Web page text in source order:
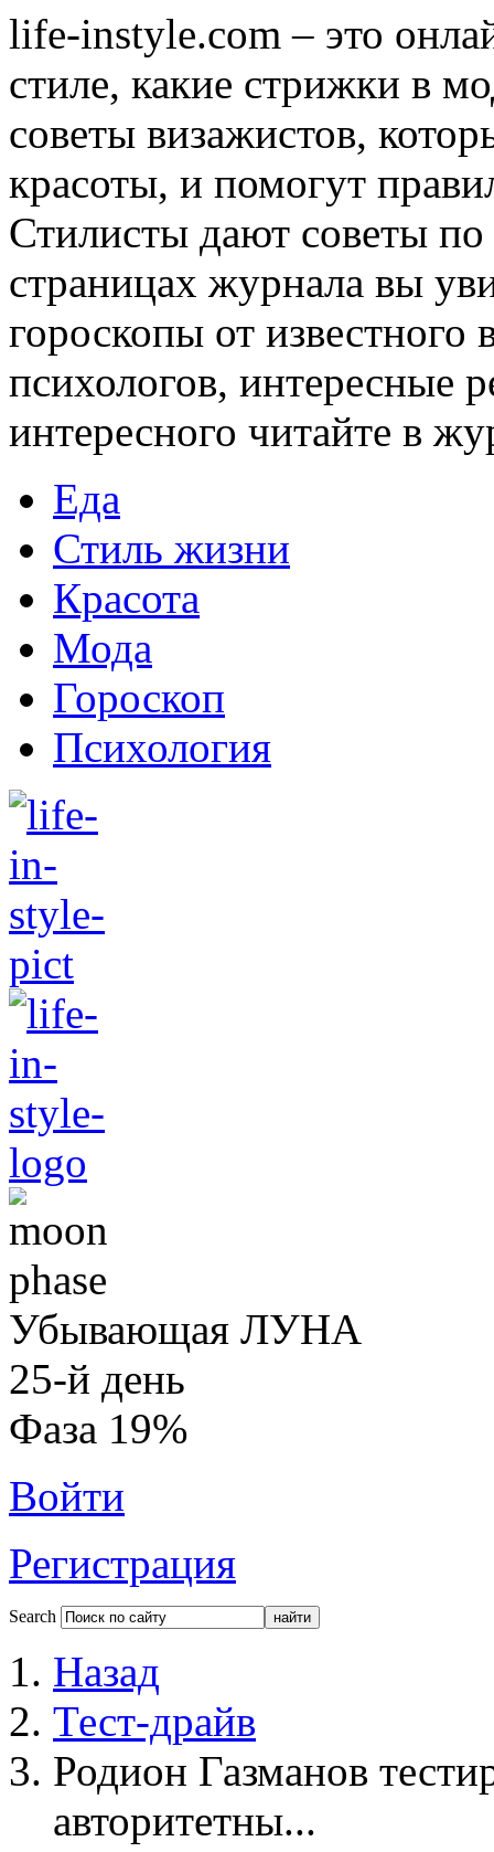
life-instyle.com – это
стиле, какие стрижки в
советы визажистов,
красоты, и помогут
Стилисты дают советы
страницах журнала вы
гороскопы от известного
психологов, интересные
интересного читайте в
Еда
Стиль жизни
Красота
Мода
Гороскоп
Психология
Убывающая ЛУНА
25-й день
Фаза 19%
Войти
Регистрация
Search
Назад
Тест-драйв
Родион Газманов
авторитетны...